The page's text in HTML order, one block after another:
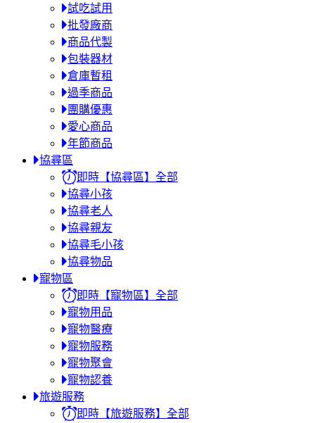
試吃試用
批發廠商
商品代製
包裝器材
倉庫暫租
過季商品
團購優惠
愛心商品
年節商品
協尋區
即時【協尋區】全部
協尋小孩
協尋老人
協尋親友
協尋毛小孩
協尋物品
寵物區
即時【寵物區】全部
寵物用品
寵物醫療
寵物服務
寵物聚會
寵物認養
旅遊服務
即時【旅遊服務】全部